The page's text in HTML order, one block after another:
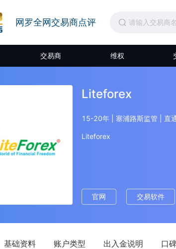
网罗全网交易商点评
交易商 维权
Liteforex
15-20年 | 塞浦路斯监管 | 直
Liteforex
官网 交易软件
基础资料 账户类型 出入金说明 口